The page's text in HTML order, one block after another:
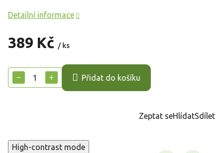
389 Kč / ks
cena:
+
− Přidat do košíku
Detailní informace
Zeptat seHlídatSdílet
High-contrast mode